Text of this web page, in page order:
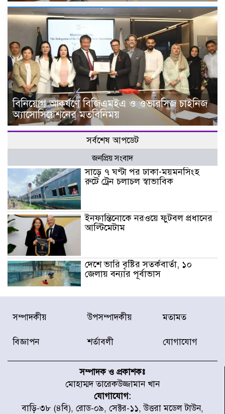
বিনিয়োগ আকর্ষণে বিজিএমইএ ও ওভারসিজ চাইনিজ
অ্যাসোসিয়েশনের মতবিনিময়
সর্বশেষ আপডেট
জনপ্রিয় সংবাদ
সাড়ে ৭ ঘণ্টা পর ঢাকা-ময়মনসিংহ
রুটে ট্রেন চলাচল স্বাভাবিক
ইনফান্তিনোকে নরওয়ে ফুটবল প্রধানের
আল্টিমেটাম
দেশে ভারি বৃষ্টির সতর্কবার্তা, ১০
জেলায় বন্যার পূর্বাভাস
৫৩ নং ওয়ার্ডের সড়কে নেমপ্লেট
স্থাপনের উদ্যোগ চান মিয়া ব্যাপারীর
শঙ্কা
বগুড়া ও সিলেটে সড়ক দুর্ঘটনায় নিহত
সম্পাদকীয় উপসম্পাদকীয় মতামত
বিজ্ঞাপন শর্তাবলী যোগাযোগ
সম্পাদক ও প্রকাশকঃ
মোহাম্মদ তারেকউজ্জামান খান
যোগাযোগ:
বাড়ি-৩৮ (৪বি), রোড-০৯, সেক্টর-১১, উত্তরা মডেল টাউন,